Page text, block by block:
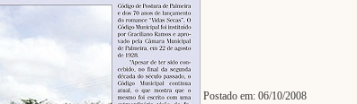
Postado em: 06/10/2008